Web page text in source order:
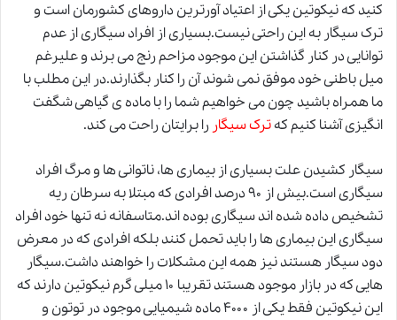
کنید که نیکوتین یکی از اعتیاد آورترین داروهای کشورمان است و
ترک سیگار به این راحتی نیست.بسیاری از افراد سیگاری از عدم
توانایی در کنار گذاشتن این موجود مزاحم رنج می برند و علیرغم
میل باطنی خود موفق نمی شوند آن را کنار بگذارند.در این مطلب با
ما همراه باشید چون می خواهیم شما را با ماده ی گیاهی شگفت
انگیزی آشنا کنیم کهترک سیگار را برایتان راحت می کند.
سیگار کشیدن علت بسیاری از بیماری ها، ناتوانی ها و مرگ افراد
سیگاری است.بیش از ۹۰ درصد افرادی که مبتلا به سرطان ریه
تشخیص داده شده اند سیگاری بوده اند.متاسفانه نه تنها خود افراد
سیگاری این بیماری ها را باید تحمل کنند بلکه افرادی که در معرض
دود سیگار هستند نیز همه این مشکلات را خواهند داشت.سیگار
هایی که در بازار موجود هستند تقریبا ۱۰ میلی گرم نیکوتین دارند که
این نیکوتین فقط یکی از ۴۰۰۰ ماده شیمیایی موجود در توتون و